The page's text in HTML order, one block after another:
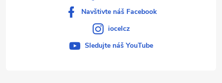
Navštivte náš Facebook
iocelcz
Sledujte náš YouTube